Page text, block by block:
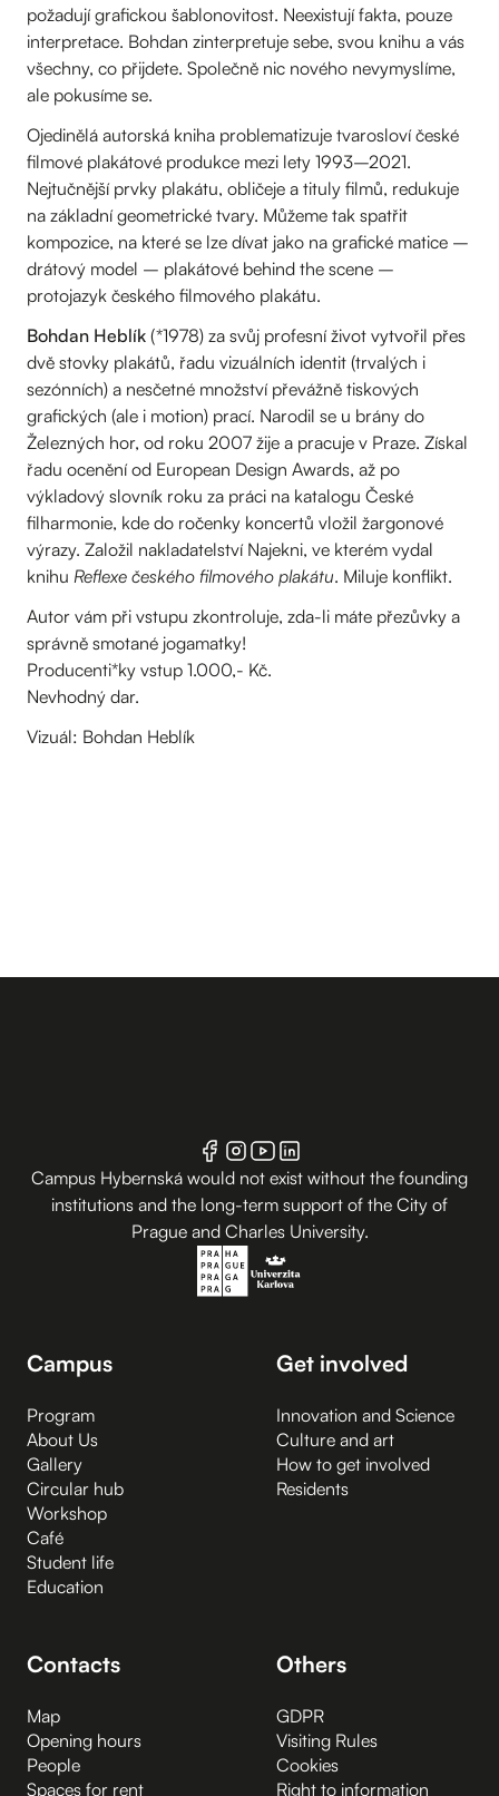
požadují grafickou šablonovitost. Neexistují fakta, pouze
interpretace. Bohdan zinterpretuje sebe, svou knihu a vás
všechny, co přijdete. Společně nic nového nevymyslíme,
ale pokusíme se.
Ojedinělá autorská kniha problematizuje tvarosloví české
filmové plakátové produkce mezi lety 1993–2021.
Nejtučnější prvky plakátu, obličeje a tituly filmů, redukuje
na základní geometrické tvary. Můžeme tak spatřit
kompozice, na které se lze dívat jako na grafické matice –
drátový model – plakátové behind the scene –
protojazyk českého filmového plakátu.
Bohdan Heblík (*1978) za svůj profesní život vytvořil přes
dvě stovky plakátů, řadu vizuálních identit (trvalých i
sezónních) a nesčetné množství převážně tiskových
grafických (ale i motion) prací. Narodil se u brány do
Železných hor, od roku 2007 žije a pracuje v Praze. Získal
řadu ocenění od European Design Awards, až po
výkladový slovník roku za práci na katalogu České
filharmonie, kde do ročenky koncertů vložil žargonové
výrazy. Založil nakladatelství Najekni, ve kterém vydal
knihu Reflexe českého filmového plakátu. Miluje konflikt.
Autor vám při vstupu zkontroluje, zda-li máte přezůvky a
správně smotané jogamatky!
Producenti*ky vstup 1.000,- Kč.
Nevhodný dar.
Vizuál: Bohdan Heblík
Campus Hybernská would not exist without the founding
institutions and the long-term support of the City of
Prague and Charles University.
Campus
Program
About Us
Gallery
Circular hub
Workshop
Café
Student life
Education
Get involved
Innovation and Science
Culture and art
How to get involved
Residents
Contacts
Map
Opening hours
People
Spaces for rent
Others
GDPR
Visiting Rules
Cookies
Right to information